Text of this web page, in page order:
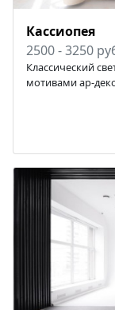
Кассиопея
2500 - 3250
Классический
мотивами ар-